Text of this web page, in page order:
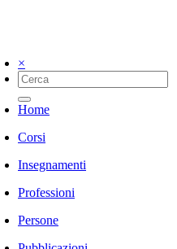
×
Home
Corsi
Insegnamenti
Professioni
Persone